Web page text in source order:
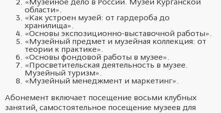
«Музейное дело в России. Музеи Курганской
области».
«Как устроен музей: от гардероба до
хранилища».
«Основы экспозиционно-выставочной работы».
«Музейный предмет и музейная коллекция: от
теории к практике».
«Основы фондовой работы в музее».
«Просветительская деятельность в музее.
Музейный туризм».
«Музейный менеджмент и маркетинг».
Абонемент включает посещение восьми клубных
занятий, самостоятельное посещение музеев для